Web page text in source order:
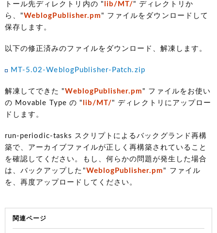
トール先ディレクトリ内の " lib/MT/ " ディレクトリか
ら、"WeblogPublisher.pm " ファイルをダウンロードして
保存します。
以下の修正済みのファイルをダウンロード、解凍します。
MT-5.02-WeblogPublisher-Patch.zip
解凍してできた "WeblogPublisher.pm " ファイルをお使い
の Movable Type の " lib/MT/ " ディレクトリにアップロー
ドします。
run-periodic-tasks スクリプトによるバックグランド再構
築で、アーカイブファイルが正しく再構築されていること
を確認してください。もし、何らかの問題が発生した場合
は、バックアップした"WeblogPublisher.pm " ファイル
を、再度アップロードしてください。
関連ページ